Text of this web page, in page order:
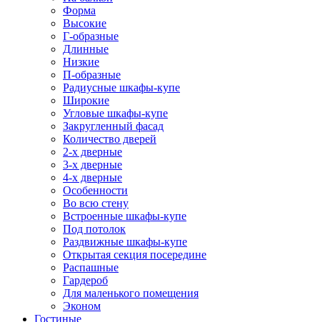
Форма
Высокие
Г-образные
Длинные
Низкие
П-образные
Радиусные шкафы-купе
Широкие
Угловые шкафы-купе
Закругленный фасад
Количество дверей
2-х дверные
3-х дверные
4-х дверные
Особенности
Во всю стену
Встроенные шкафы-купе
Под потолок
Раздвижные шкафы-купе
Открытая секция посередине
Распашные
Гардероб
Для маленького помещения
Эконом
Гостиные